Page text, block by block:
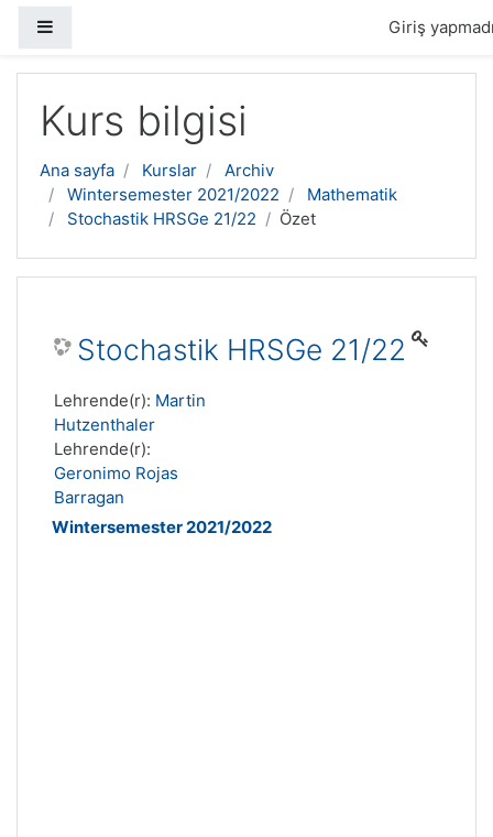
Giriş
Kurs bilgisi
Ana sayfa Kurslar
Archiv
Wintersemester 2021/2022
Mathematik
Stochastik HRSGe 21/22
Özet
Stochastik HRSGe 21/22
Lehrende(r): Martin
Hutzenthaler
Lehrende(r):
Geronimo Rojas
Barragan
Wintersemester 2021/2022